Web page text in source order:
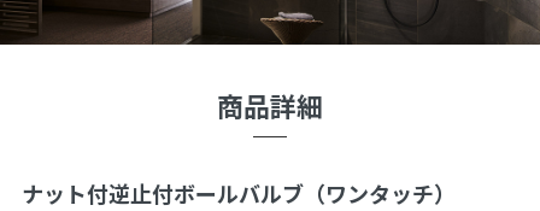
商品詳細
ナット付逆止付ボールバルブ（ワンタッチ）